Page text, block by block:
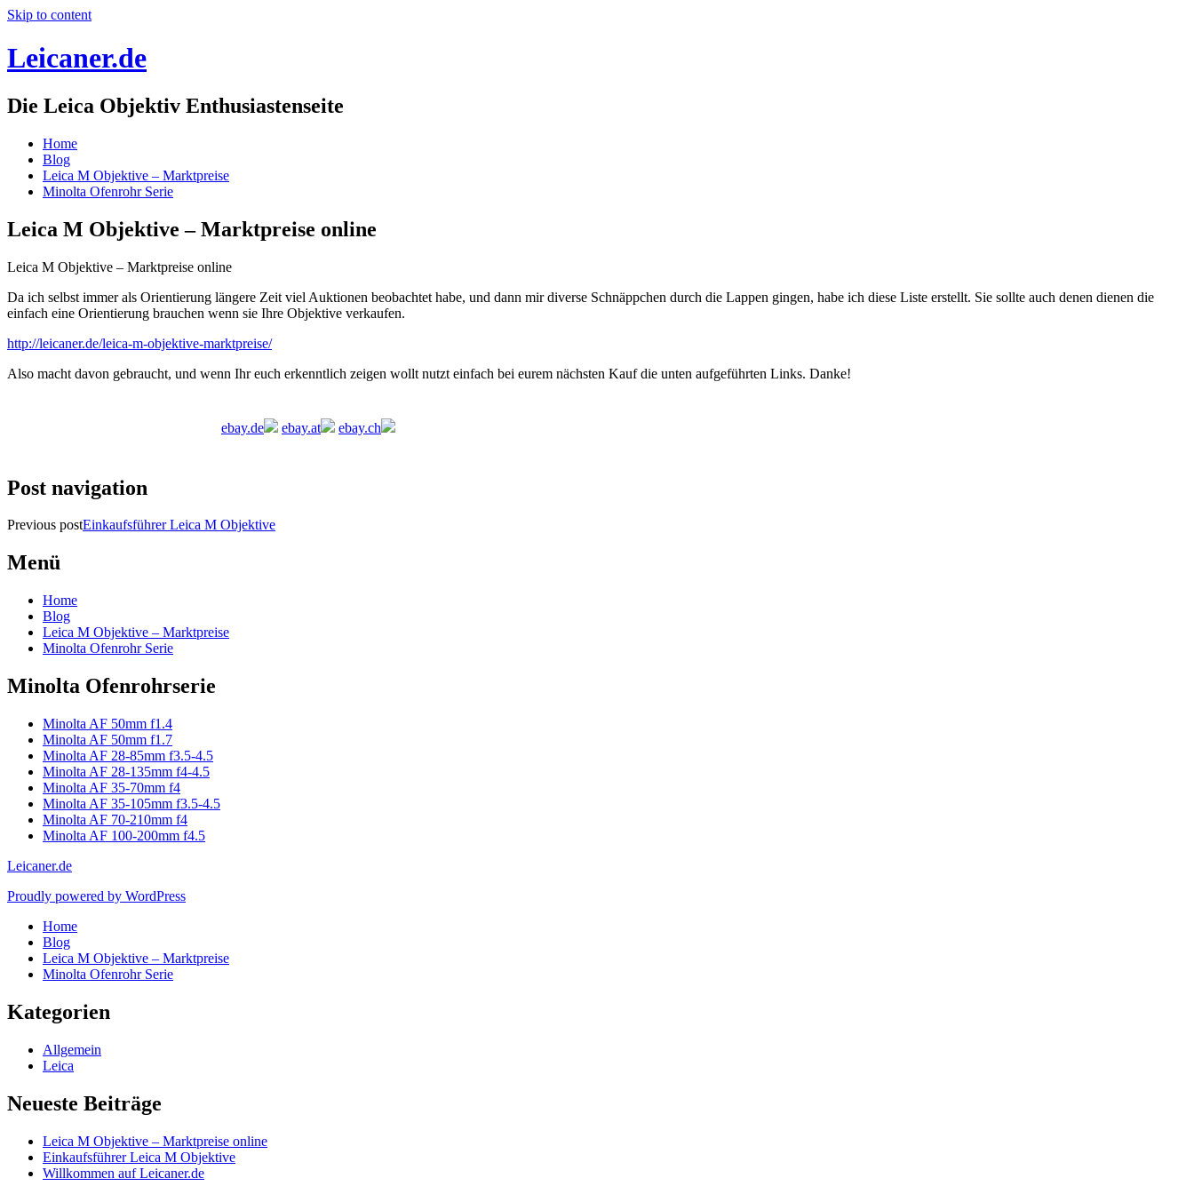
Skip to content
Leicaner.de
Die Leica Objektiv Enthusiastenseite
Home
Blog
Leica M Objektive – Marktpreise
Minolta Ofenrohr Serie
Leica M Objektive – Marktpreise online
Leica M Objektive – Marktpreise online
Da ich selbst immer als Orientierung längere Zeit viel Auktionen beobachtet habe, und dann mir diverse Schnäppchen durch die Lappen gingen, habe ich diese Liste erstellt. Sie sollte auch denen dienen die
einfach eine Orientierung brauchen wenn sie Ihre Objektive verkaufen.
http://leicaner.de/leica-m-objektive-marktpreise/
Also macht davon gebraucht, und wenn Ihr euch erkenntlich zeigen wollt nutzt einfach bei eurem nächsten Kauf die unten aufgeführten Links. Danke!
ebay.de ebay.at ebay.ch
Post navigation
Previous postEinkaufsführer Leica M Objektive
Menü
Home
Blog
Leica M Objektive – Marktpreise
Minolta Ofenrohr Serie
Minolta Ofenrohrserie
Minolta AF 50mm f1.4
Minolta AF 50mm f1.7
Minolta AF 28-85mm f3.5-4.5
Minolta AF 28-135mm f4-4.5
Minolta AF 35-70mm f4
Minolta AF 35-105mm f3.5-4.5
Minolta AF 70-210mm f4
Minolta AF 100-200mm f4.5
Leicaner.de
Proudly powered by WordPress
Home
Blog
Leica M Objektive – Marktpreise
Minolta Ofenrohr Serie
Kategorien
Allgemein
Leica
Neueste Beiträge
Leica M Objektive – Marktpreise online
Einkaufsführer Leica M Objektive
Willkommen auf Leicaner.de